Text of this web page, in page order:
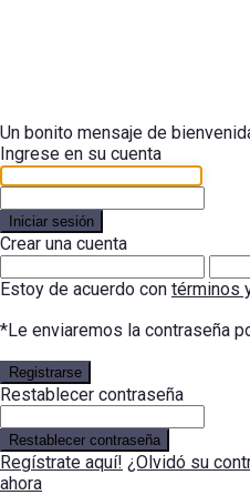
Un bonito mensaje de
Ingrese en su cuenta
Iniciar sesión
Crear una cuenta
Estoy de acuerdo con términos
*Le enviaremos la contraseña
Registrarse
Restablecer contraseña
Restablecer contraseña
Regístrate aquí! ¿Olvidó su
ahora